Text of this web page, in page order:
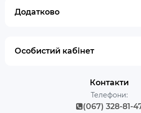
Додатково
Особистий кабінет
Контакти
Телефони:
(067) 328-81-